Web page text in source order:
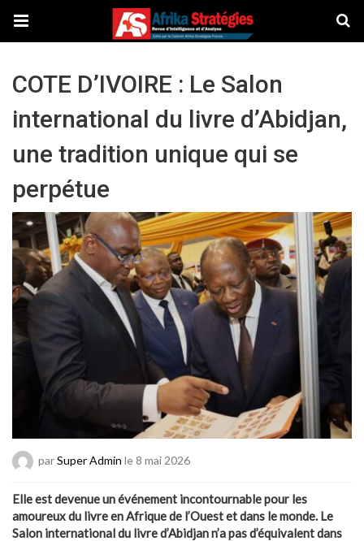
COTE D’IVOIRE : Le Salon
international du livre d’Abidjan,
une tradition unique qui se
perpétue
parSuper Admin le 8 mai 2026
Elle est devenue un événement incontournable pour les
amoureux du livre en Afrique de l’Ouest et dans le monde. Le
Salon international du livre d’Abidjan n’a pas d’équivalent dans